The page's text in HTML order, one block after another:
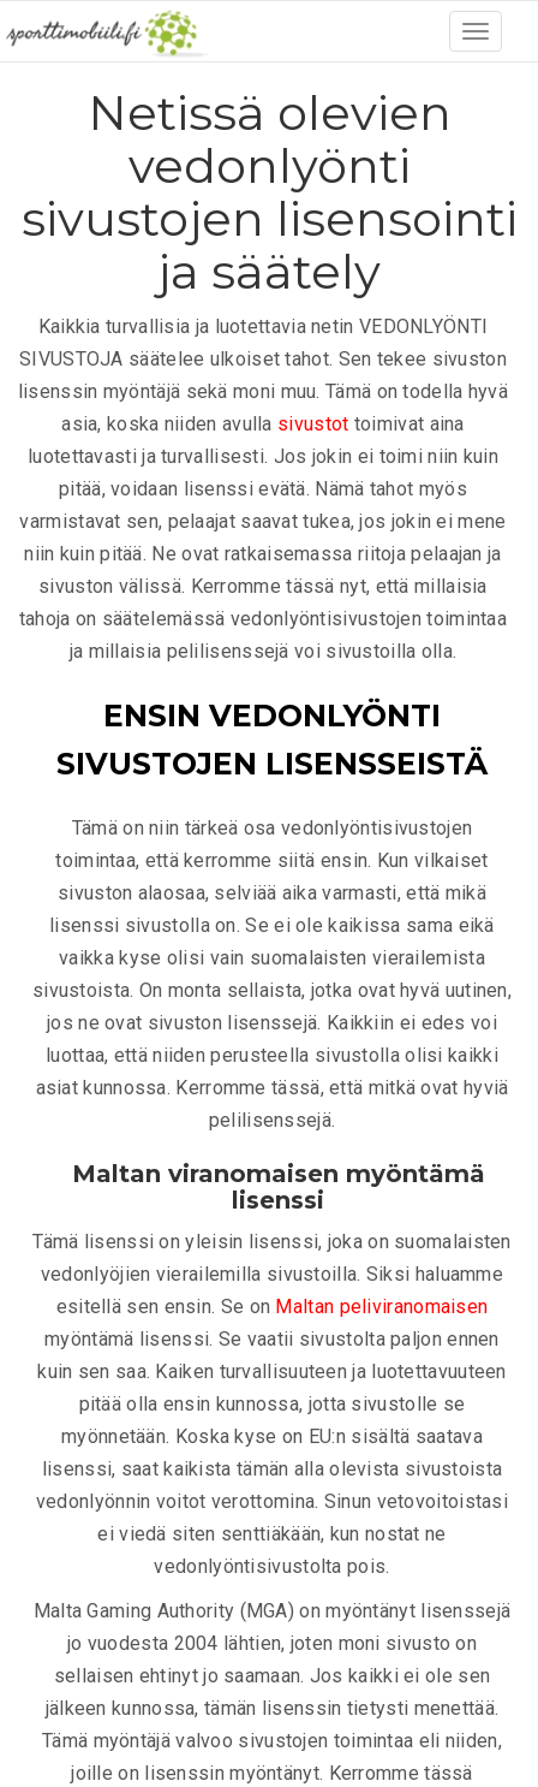
Netissä olevien
vedonlyönti
sivustojen lisensointi
ja säätely
Kaikkia turvallisia ja luotettavia netin VEDONLYÖNTI
SIVUSTOJA säätelee ulkoiset tahot. Sen tekee sivuston
lisenssin myöntäjä sekä moni muu. Tämä on todella hyvä
asia, koska niiden avulla sivustot toimivat aina
luotettavasti ja turvallisesti. Jos jokin ei toimi niin kuin
pitää, voidaan lisenssi evätä. Nämä tahot myös
varmistavat sen, pelaajat saavat tukea, jos jokin ei mene
niin kuin pitää. Ne ovat ratkaisemassa riitoja pelaajan ja
sivuston välissä. Kerromme tässä nyt, että millaisia
tahoja on säätelemässä vedonlyöntisivustojen toimintaa
ja millaisia pelilisenssejä voi sivustoilla olla.
ENSIN VEDONLYÖNTI
SIVUSTOJEN LISENSSEISTÄ
Tämä on niin tärkeä osa vedonlyöntisivustojen
toimintaa, että kerromme siitä ensin. Kun vilkaiset
sivuston alaosaa, selviää aika varmasti, että mikä
lisenssi sivustolla on. Se ei ole kaikissa sama eikä
vaikka kyse olisi vain suomalaisten vierailemista
sivustoista. On monta sellaista, jotka ovat hyvä uutinen,
jos ne ovat sivuston lisenssejä. Kaikkiin ei edes voi
luottaa, että niiden perusteella sivustolla olisi kaikki
asiat kunnossa. Kerromme tässä, että mitkä ovat hyviä
pelilisenssejä.
Maltan viranomaisen myöntämä
lisenssi
Tämä lisenssi on yleisin lisenssi, joka on suomalaisten
vedonlyöjien vierailemilla sivustoilla. Siksi haluamme
esitellä sen ensin. Se on Maltan peliviranomaisen
myöntämä lisenssi. Se vaatii sivustolta paljon ennen
kuin sen saa. Kaiken turvallisuuteen ja luotettavuuteen
pitää olla ensin kunnossa, jotta sivustolle se
myönnetään. Koska kyse on EU:n sisältä saatava
lisenssi, saat kaikista tämän alla olevista sivustoista
vedonlyönnin voitot verottomina. Sinun vetovoitoistasi
ei viedä siten senttiäkään, kun nostat ne
vedonlyöntisivustolta pois.
Malta Gaming Authority (MGA) on myöntänyt lisenssejä
jo vuodesta 2004 lähtien, joten moni sivusto on
sellaisen ehtinyt jo saamaan. Jos kaikki ei ole sen
jälkeen kunnossa, tämän lisenssin tietysti menettää.
Tämä myöntäjä valvoo sivustojen toimintaa eli niiden,
joille on lisenssin myöntänyt. Kerromme tässä